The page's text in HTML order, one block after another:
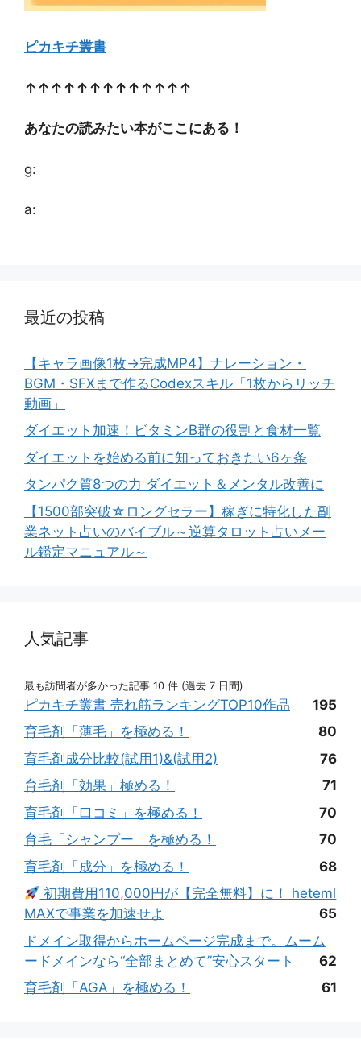
ピカキチ叢書
↑↑↑↑↑↑↑↑↑↑↑↑↑
あなたの読みたい本がここにある！
g:
a:
最近の投稿
【キャラ画像1枚→完成MP4】ナレーション・
BGM・SFXまで作るCodexスキル「1枚からリッチ
動画」
ダイエット加速！ビタミンB群の役割と食材一覧
ダイエットを始める前に知っておきたい6ヶ条
タンパク質8つの力 ダイエット＆メンタル改善に
【1500部突破☆ロングセラー】稼ぎに特化した副
業ネット占いのバイブル～逆算タロット占いメー
ル鑑定マニュアル～
人気記事
最も訪問者が多かった記事 10 件 (過去 7 日間)
ピカキチ叢書 売れ筋ランキングTOP10作品
195
育毛剤「薄毛」を極める！
80
育毛剤成分比較(試用1)&(試用2)
76
育毛剤「効果」極める！
71
育毛剤「口コミ」を極める！
70
育毛「シャンプー」を極める！
70
育毛剤「成分」を極める！
68
初期費用110,000円が【完全無料】に！ heteml
MAXで事業を加速せよ
65
ドメイン取得からホームページ完成まで。ムーム
ードメインなら“全部まとめて”安心スタート
62
育毛剤「AGA」を極める！
61